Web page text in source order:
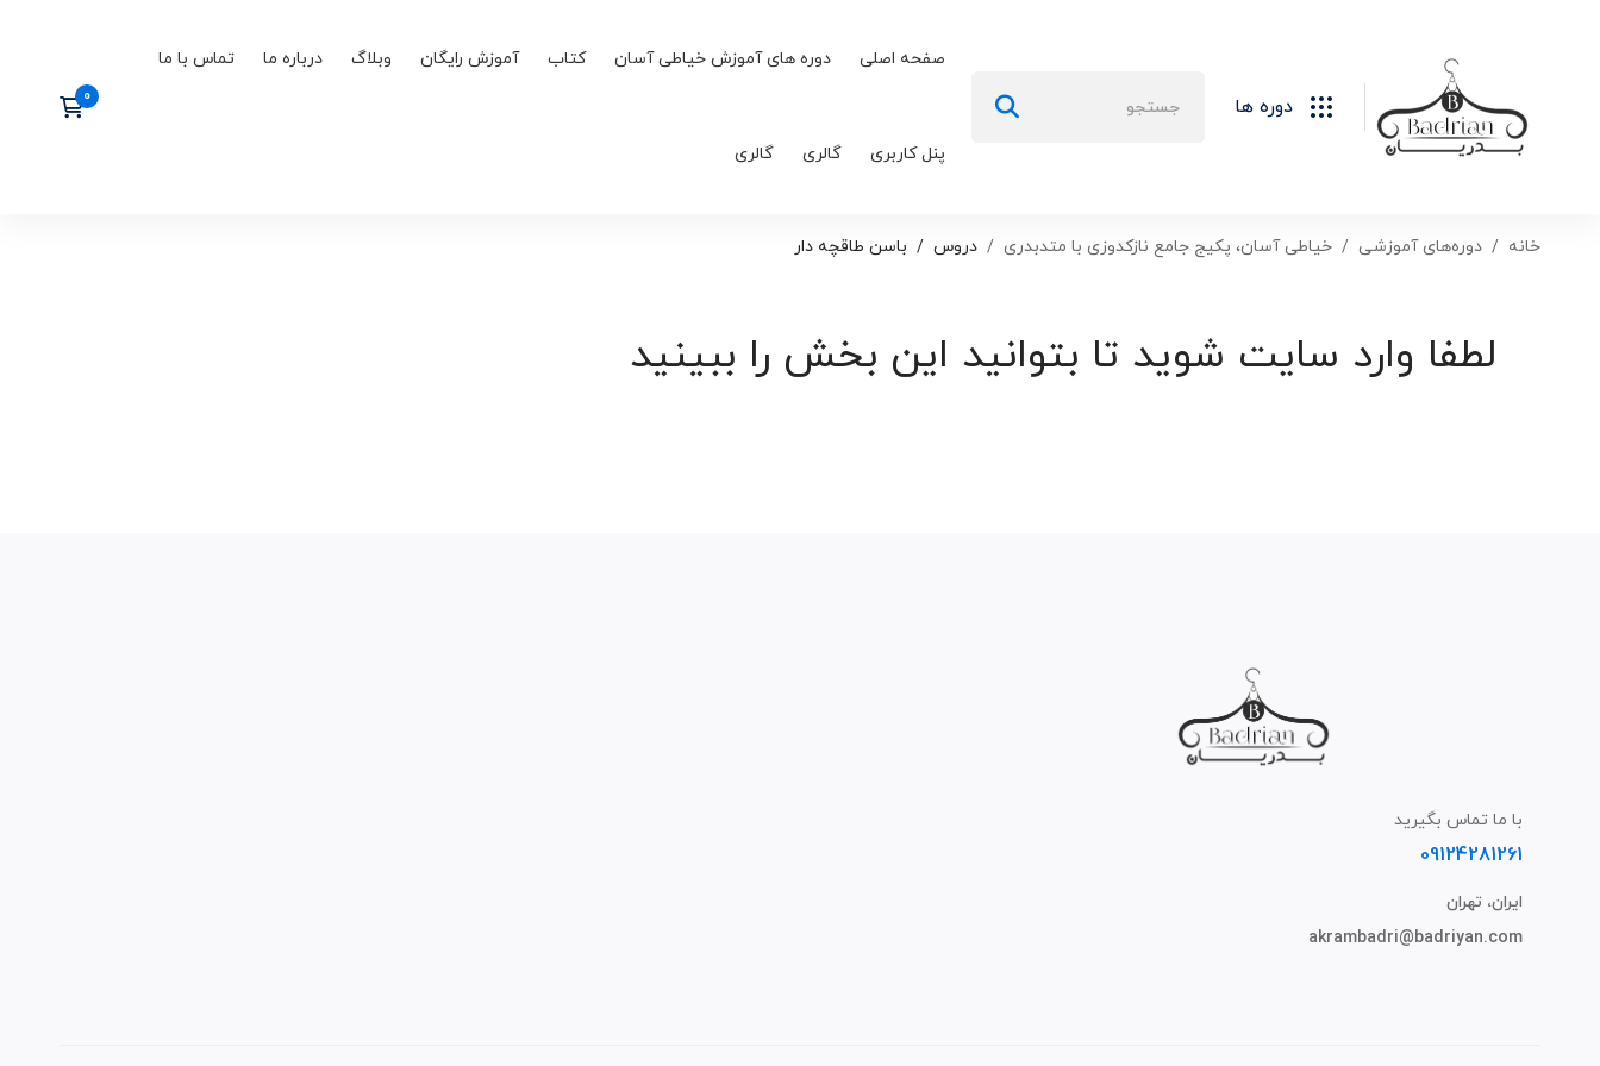
دوره ها
صفحه اصلی دوره های آموزش خیاطی آسان کتاب آموزش رایگان وبلاگ درباره ما تماس با ما
پنل کاربری گالری گالری
خانه دوره‌های آموزشی خیاطی آسان، پکیج جامع نازکدوزی با متدبدری دروس باسن طاقچه دار
لطفا وارد سایت شوید تا بتوانید این بخش را ببینید
با ما تماس بگیرید
09124281261
ایران، تهران
akrambadri@badriyan.com